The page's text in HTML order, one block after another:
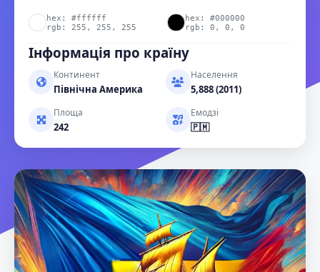
hex: #ffffff
rgb: 255, 255, 255
hex: #000000
rgb: 0, 0, 0
Інформація про країну
Континент
Північна Америка
Населення
5,888 (2011)
Площа
242
Емодзі
🇵🇲